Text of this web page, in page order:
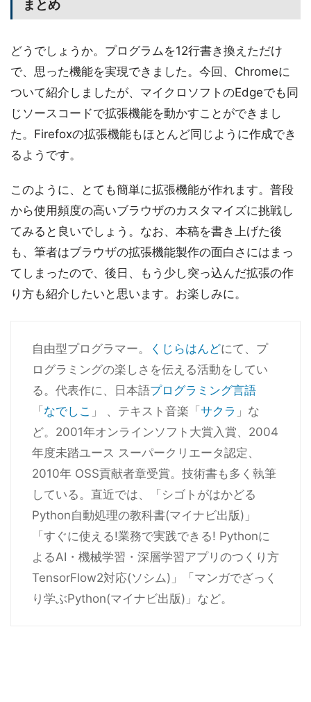
まとめ
どうでしょうか。プログラムを12行書き換えただけ
で、思った機能を実現できました。今回、Chromeに
ついて紹介しましたが、マイクロソフトのEdgeでも同
じソースコードで拡張機能を動かすことができまし
た。Firefoxの拡張機能もほとんど同じように作成でき
るようです。
このように、とても簡単に拡張機能が作れます。普段
から使用頻度の高いブラウザのカスタマイズに挑戦し
てみると良いでしょう。なお、本稿を書き上げた後
も、筆者はブラウザの拡張機能製作の面白さにはまっ
てしまったので、後日、もう少し突っ込んだ拡張の作
り方も紹介したいと思います。お楽しみに。
自由型プログラマー。 くじらはんどにて、プ
ログラミングの楽しさを伝える活動をしてい
る。代表作に、日本語プログラミング言語
「 なでしこ 」 、テキスト音楽「 サクラ 」な
ど。2001年オンラインソフト大賞入賞、2004
年度未踏ユース スーパークリエータ認定、
2010年 OSS貢献者章受賞。技術書も多く執筆
している。直近では、「シゴトがはかどる
Python自動処理の教科書(マイナビ出版)」
「すぐに使える!業務で実践できる! Pythonに
よるAI・機械学習・深層学習アプリのつくり方
TensorFlow2対応(ソシム)」「マンガでざっく
り学ぶPython(マイナビ出版)」など。